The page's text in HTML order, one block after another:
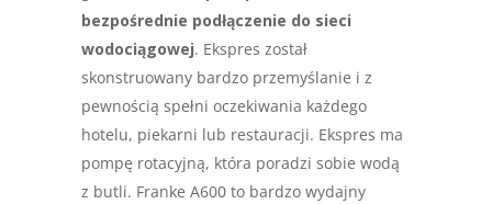
bezpośrednie podłączenie do sieci
wodociągowej. Ekspres został
skonstruowany bardzo przemyślanie i z
pewnością spełni oczekiwania każdego
hotelu, piekarni lub restauracji. Ekspres ma
pompę rotacyjną, która poradzi sobie wodą
z butli. Franke A600 to bardzo wydajny